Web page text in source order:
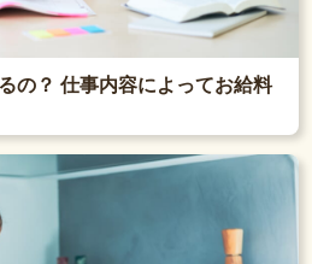
の？ 仕事内容によってお給料